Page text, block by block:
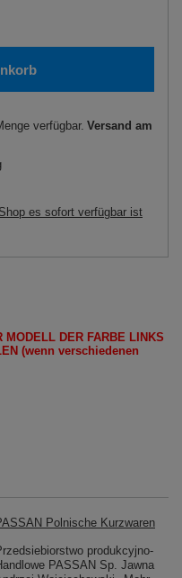
verfügbar Versand am
es sofort verfügbar ist
MODELL DER FARBE LINKS
(wenn verschiedenen
Polnische Kurzwaren
produkcyjno-
PASSAN Sp. Jawna